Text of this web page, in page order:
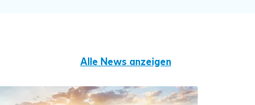
Alle News anzeigen